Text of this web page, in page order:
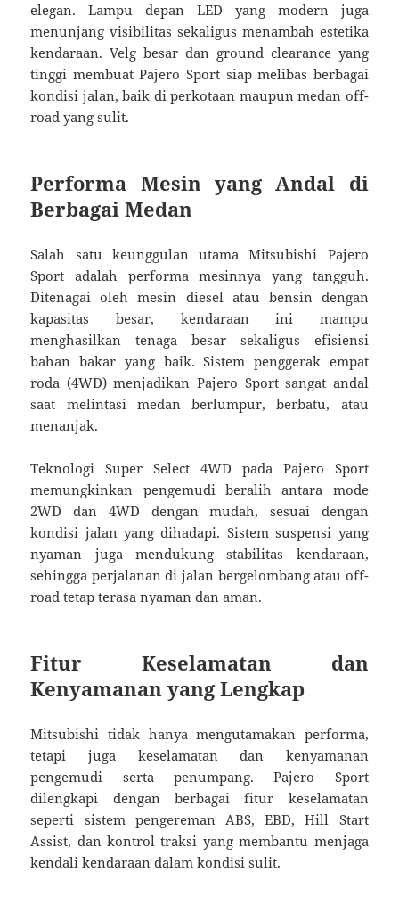
elegan. Lampu depan LED yang modern juga
menunjang visibilitas sekaligus menambah estetika
kendaraan. Velg besar dan ground clearance yang
tinggi membuat Pajero Sport siap melibas berbagai
kondisi jalan, baik di perkotaan maupun medan off-
road yang sulit.
Performa Mesin yang Andal di
Berbagai Medan
Salah satu keunggulan utama Mitsubishi Pajero
Sport adalah performa mesinnya yang tangguh.
Ditenagai oleh mesin diesel atau bensin dengan
kapasitas besar, kendaraan ini mampu
menghasilkan tenaga besar sekaligus efisiensi
bahan bakar yang baik. Sistem penggerak empat
roda (4WD) menjadikan Pajero Sport sangat andal
saat melintasi medan berlumpur, berbatu, atau
menanjak.
Teknologi Super Select 4WD pada Pajero Sport
memungkinkan pengemudi beralih antara mode
2WD dan 4WD dengan mudah, sesuai dengan
kondisi jalan yang dihadapi. Sistem suspensi yang
nyaman juga mendukung stabilitas kendaraan,
sehingga perjalanan di jalan bergelombang atau off-
road tetap terasa nyaman dan aman.
Fitur Keselamatan dan
Kenyamanan yang Lengkap
Mitsubishi tidak hanya mengutamakan performa,
tetapi juga keselamatan dan kenyamanan
pengemudi serta penumpang. Pajero Sport
dilengkapi dengan berbagai fitur keselamatan
seperti sistem pengereman ABS, EBD, Hill Start
Assist, dan kontrol traksi yang membantu menjaga
kendali kendaraan dalam kondisi sulit.